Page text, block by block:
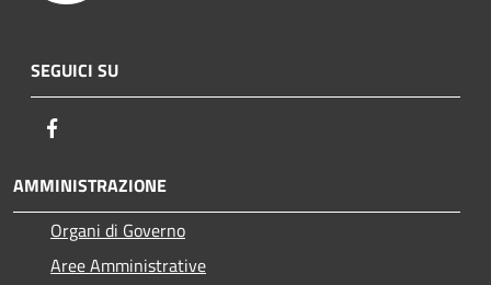
SEGUICI SU
AMMINISTRAZIONE
Organi di Governo
Aree Amministrative